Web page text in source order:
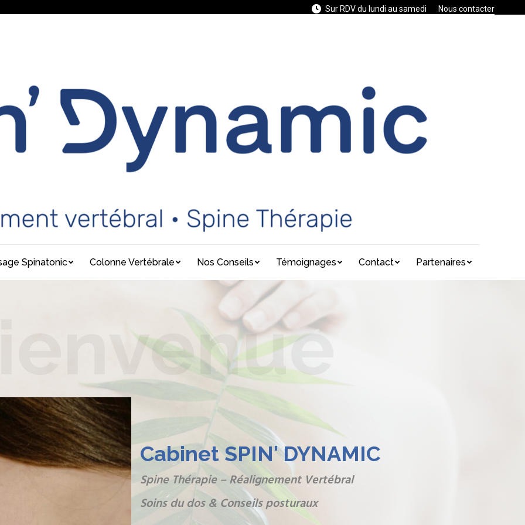
Sur RDV du lundi au samedi Nous contacter
Spinatonic Colonne Vertébrale Nos Conseils Témoignages Contact Partenaires
Cabinet SPIN' DYNAMIC
Spine Thérapie – Réalignement Vertébral
Soins du dos & Conseils posturaux